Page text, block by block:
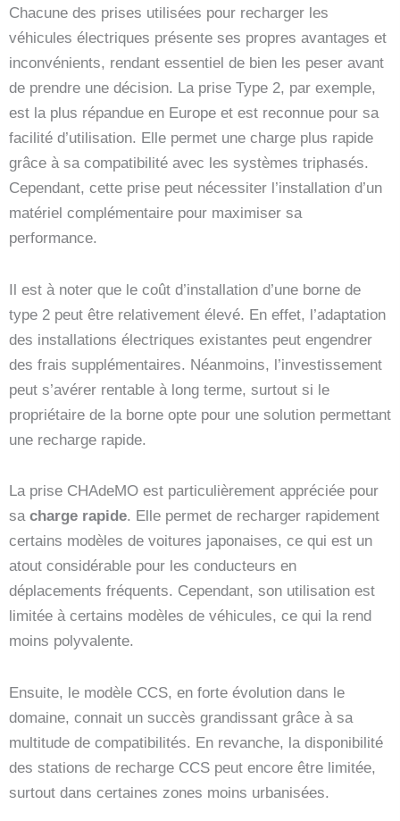
Chacune des prises utilisées pour recharger les
véhicules électriques présente ses propres avantages et
inconvénients, rendant essentiel de bien les peser avant
de prendre une décision. La prise Type 2, par exemple,
est la plus répandue en Europe et est reconnue pour sa
facilité d’utilisation. Elle permet une charge plus rapide
grâce à sa compatibilité avec les systèmes triphasés.
Cependant, cette prise peut nécessiter l’installation d’un
matériel complémentaire pour maximiser sa
performance.
Il est à noter que le coût d’installation d’une borne de
type 2 peut être relativement élevé. En effet, l’adaptation
des installations électriques existantes peut engendrer
des frais supplémentaires. Néanmoins, l’investissement
peut s’avérer rentable à long terme, surtout si le
propriétaire de la borne opte pour une solution permettant
une recharge rapide.
La prise CHAdeMO est particulièrement appréciée pour
sa charge rapide. Elle permet de recharger rapidement
certains modèles de voitures japonaises, ce qui est un
atout considérable pour les conducteurs en
déplacements fréquents. Cependant, son utilisation est
limitée à certains modèles de véhicules, ce qui la rend
moins polyvalente.
Ensuite, le modèle CCS, en forte évolution dans le
domaine, connait un succès grandissant grâce à sa
multitude de compatibilités. En revanche, la disponibilité
des stations de recharge CCS peut encore être limitée,
surtout dans certaines zones moins urbanisées.